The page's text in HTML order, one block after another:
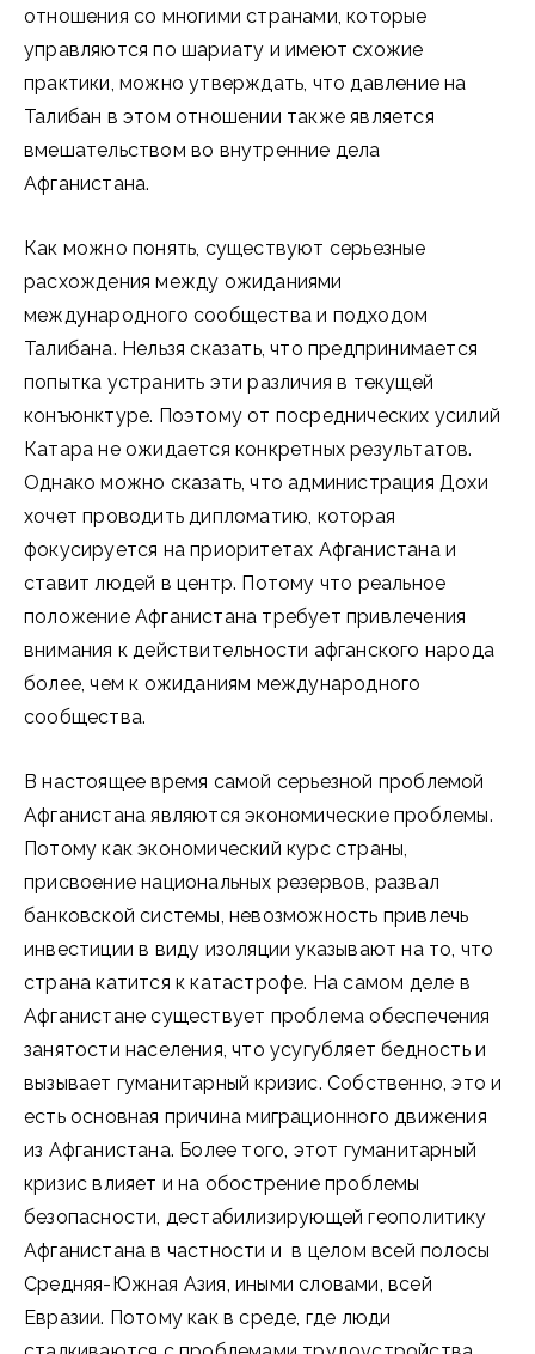
отношения со многими странами, которые
управляются по шариату и имеют схожие
практики, можно утверждать, что давление на
Талибан в этом отношении также является
вмешательством во внутренние дела
Афганистана.
Как можно понять, существуют серьезные
расхождения между ожиданиями
международного сообщества и подходом
Талибана. Нельзя сказать, что предпринимается
попытка устранить эти различия в текущей
конъюнктуре. Поэтому от посреднических усилий
Катара не ожидается конкретных результатов.
Однако можно сказать, что администрация Дохи
хочет проводить дипломатию, которая
фокусируется на приоритетах Афганистана и
ставит людей в центр. Потому что реальное
положение Афганистана требует привлечения
внимания к действительности афганского народа
более, чем к ожиданиям международного
сообщества.
В настоящее время самой серьезной проблемой
Афганистана являются экономические проблемы.
Потому как экономический курс страны,
присвоение национальных резервов, развал
банковской системы, невозможность привлечь
инвестиции в виду изоляции указывают на то, что
страна катится к катастрофе. На самом деле в
Афганистане существует проблема обеспечения
занятости населения, что усугубляет бедность и
вызывает гуманитарный кризис. Собственно, это и
есть основная причина миграционного движения
из Афганистана. Более того, этот гуманитарный
кризис влияет и на обострение проблемы
безопасности, дестабилизирующей геополитику
Афганистана в частности и в целом всей полосы
Средняя-Южная Азия, иными словами, всей
Евразии. Потому как в среде, где люди